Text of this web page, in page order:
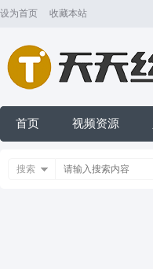
设为首页 收藏本站
首页 视频资源
搜索